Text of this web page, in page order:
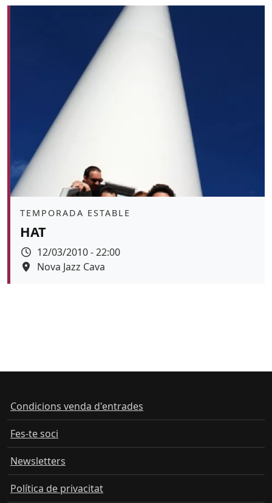
Àmbit
TEMPORADA ESTABLE
HAT
Data
12/03/2010 - 22:00
Espai
Nova Jazz Cava
Condicions venda d'entrades
Fes-te soci
Newsletters
Política de privacitat